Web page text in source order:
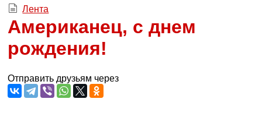
Лента
Американец, с днем
рождения!
Отправить друзьям через